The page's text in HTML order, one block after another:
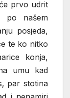
prvo udrit
našem
posjeda,
te ko nitko
konja,
umu kad
par stotina